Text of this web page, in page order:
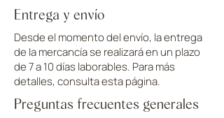
Entrega y envío
Desde el momento del envío, la entrega
de la mercancía se realizará en un plazo
de 7 a 10 días laborables. Para más
detalles, consulta esta página.
Preguntas frecuentes generales